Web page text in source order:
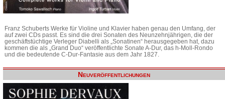
Franz Schuberts Werke für Violine und Klavier haben genau den Umfang, der
auf zwei CDs passt. Es sind die drei Sonaten des Neunzehnjährigen, die der
geschäftstüchtige Verleger Diabelli als „Sonatinen“ herausgegeben hat, dazu
kommen die als „Grand Duo“ veröffentlichte Sonate A-Dur, das h-Moll-Rondo
und die bedeutende C-Dur-Fantasie aus dem Jahr 1827.
Neuveröffentlichungen